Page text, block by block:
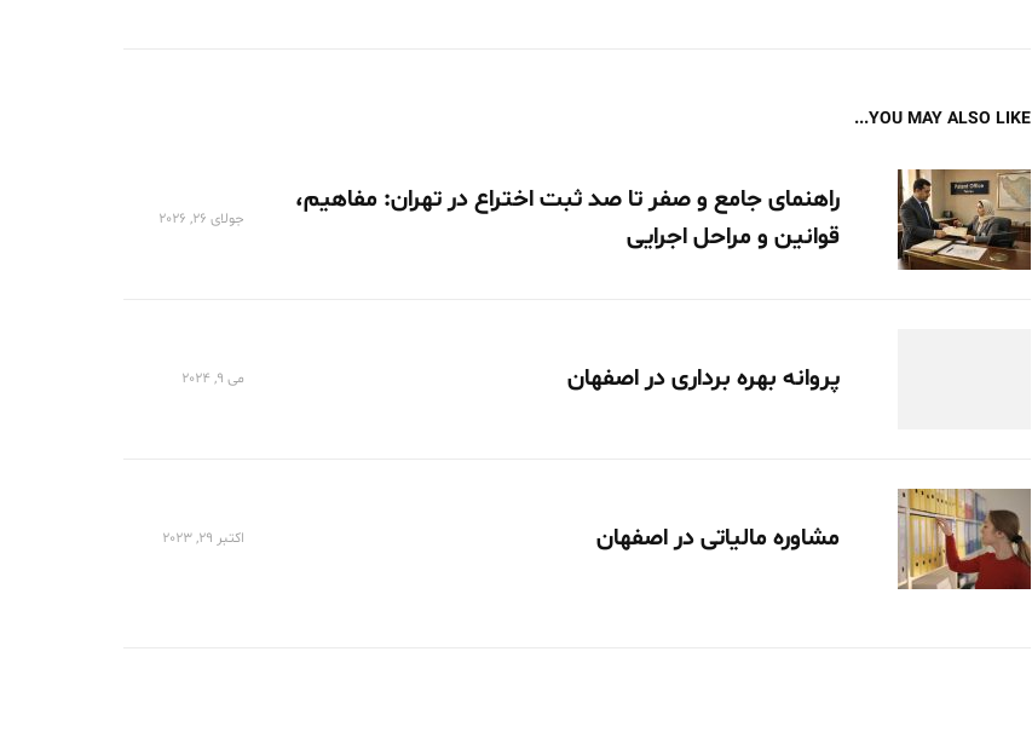
YOU MAY ALSO LIKE...
جولای 26, 2026
راهنمای جامع و صفر تا صد ثبت اختراع در تهران: مفاهیم،
قوانین و مراحل اجرایی
می 9, 2024 پروانه بهره برداری در اصفهان
اکتبر 29, 2023 مشاوره مالیاتی در اصفهان